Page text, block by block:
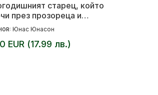
старец, който
през прозореца и
Юнас Юнасон
EUR (17.99 лв.)